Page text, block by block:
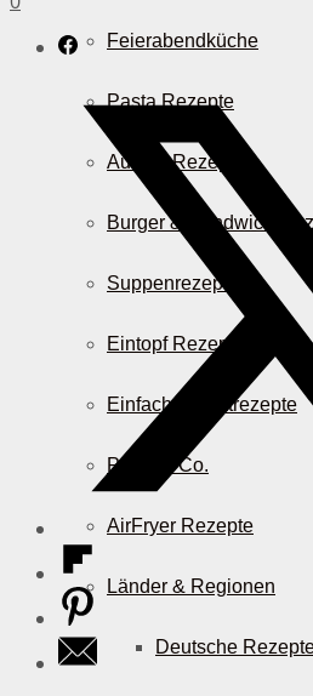
Feierabendküche
Pasta Rezepte
Auflauf Rezepte
Burger & Sandwich
Suppenrezepte
Eintopf Rezepte
Einfache Salatrezepte
Pizza & Co.
AirFryer Rezepte
Länder & Regionen
Deutsche